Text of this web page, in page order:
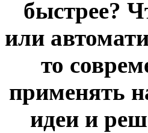
быстрее?
или
то
применять
идеи и